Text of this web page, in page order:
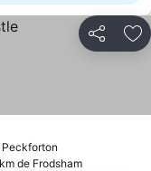
Partilhar
de Frodsham